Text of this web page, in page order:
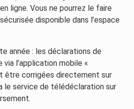
ligne. Vous ne pourrez le faire
disponible dans l’espace
année : les déclarations de
l’application mobile «
être corrigées directement sur
le service de télédéclaration sur